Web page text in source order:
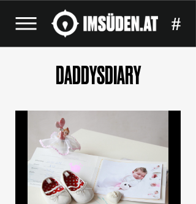
#
DADDYSDIARY